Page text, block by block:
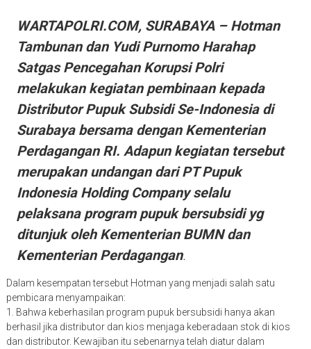
WARTAPOLRI.COM, SURABAYA – Hotman
Tambunan dan Yudi Purnomo Harahap
Satgas Pencegahan Korupsi Polri
melakukan kegiatan pembinaan kepada
Distributor Pupuk Subsidi Se-Indonesia di
Surabaya bersama dengan Kementerian
Perdagangan RI. Adapun kegiatan tersebut
merupakan undangan dari PT Pupuk
Indonesia Holding Company selalu
pelaksana program pupuk bersubsidi yg
ditunjuk oleh Kementerian BUMN dan
Kementerian Perdagangan.
Dalam kesempatan tersebut Hotman yang menjadi salah satu
pembicara menyampaikan:
1. Bahwa keberhasilan program pupuk bersubsidi hanya akan
berhasil jika distributor dan kios menjaga keberadaan stok di kios
dan distributor. Kewajiban itu sebenarnya telah diatur dalam